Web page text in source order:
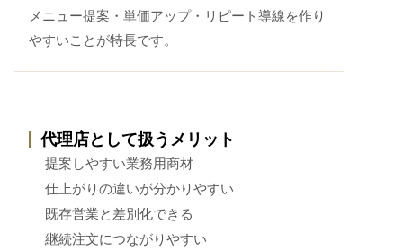
メニュー提案・単価アップ・リピート導線を作り
やすいことが特長です。
代理店として扱うメリット
提案しやすい業務用商材
仕上がりの違いが分かりやすい
既存営業と差別化できる
継続注文につながりやすい